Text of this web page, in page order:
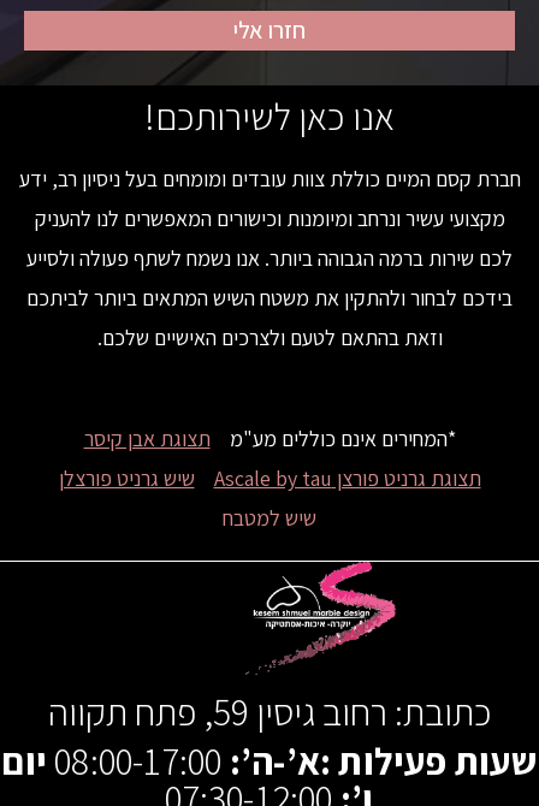
חזרו אלי
אנו כאן לשירותכם!
חברת קסם המיים כוללת צוות עובדים ומומחים בעל ניסיון רב, ידע
מקצועי עשיר ונרחב ומיומנות וכישורים המאפשרים לנו להעניק
לכם שירות ברמה הגבוהה ביותר. אנו נשמח לשתף פעולה ולסייע
בידכם לבחור ולהתקין את משטח השיש המתאים ביותר לביתכם
וזאת בהתאם לטעם ולצרכים האישיים שלכם.
*המחירים אינם כוללים מע"מ
תצוגת אבן קיסר
תצוגת גרניט פורצן Ascale by tau
שיש גרניט פורצלן
שיש למטבח
כתובת: רחוב גיסין 59, פתח תקווה
שעות פעילות :א’-ה’: 08:00-17:00 יום